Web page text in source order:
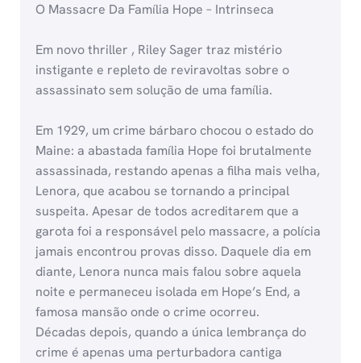
O Massacre Da Família Hope – Intrinseca
Em novo thriller , Riley Sager traz mistério
instigante e repleto de reviravoltas sobre o
assassinato sem solução de uma família.
Em 1929, um crime bárbaro chocou o estado do
Maine: a abastada família Hope foi brutalmente
assassinada, restando apenas a filha mais velha,
Lenora, que acabou se tornando a principal
suspeita. Apesar de todos acreditarem que a
garota foi a responsável pelo massacre, a polícia
jamais encontrou provas disso. Daquele dia em
diante, Lenora nunca mais falou sobre aquela
noite e permaneceu isolada em Hope’s End, a
famosa mansão onde o crime ocorreu.
Décadas depois, quando a única lembrança do
crime é apenas uma perturbadora cantiga